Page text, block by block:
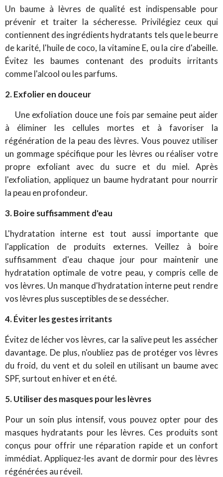
Un baume à lèvres de qualité est indispensable pour
prévenir et traiter la sécheresse. Privilégiez ceux qui
contiennent des ingrédients hydratants tels que le beurre
de karité, l'huile de coco, la vitamine E, ou la cire d'abeille.
Évitez les baumes contenant des produits irritants
comme l'alcool ou les parfums.
2. Exfolier en douceur
Une exfoliation douce une fois par semaine peut aider
à éliminer les cellules mortes et à favoriser la
régénération de la peau des lèvres. Vous pouvez utiliser
un gommage spécifique pour les lèvres ou réaliser votre
propre exfoliant avec du sucre et du miel. Après
l'exfoliation, appliquez un baume hydratant pour nourrir
la peau en profondeur.
3. Boire suffisamment d'eau
L'hydratation interne est tout aussi importante que
l'application de produits externes. Veillez à boire
suffisamment d'eau chaque jour pour maintenir une
hydratation optimale de votre peau, y compris celle de
vos lèvres. Un manque d'hydratation interne peut rendre
vos lèvres plus susceptibles de se dessécher.
4. Éviter les gestes irritants
Évitez de lécher vos lèvres, car la salive peut les assécher
davantage. De plus, n'oubliez pas de protéger vos lèvres
du froid, du vent et du soleil en utilisant un baume avec
SPF, surtout en hiver et en été.
5. Utiliser des masques pour les lèvres
Pour un soin plus intensif, vous pouvez opter pour des
masques hydratants pour les lèvres. Ces produits sont
conçus pour offrir une réparation rapide et un confort
immédiat. Appliquez-les avant de dormir pour des lèvres
régénérées au réveil.